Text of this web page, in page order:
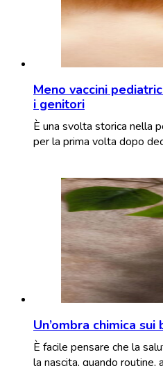
Meno vaccini
i genitori
È una svolta storica nella
per la prima volta dopo
Un’ombra chimica sui
È facile pensare che la
la nascita, quando routine,